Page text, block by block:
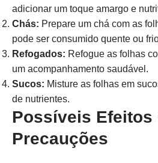
adicionar um toque amargo e
Chás: Prepare um chá com as
pode ser consumido quente ou
Refogados: Refogue as folhas
um acompanhamento saudável.
Sucos: Misture as folhas em
de nutrientes.
Possíveis Efeitos
Precauções